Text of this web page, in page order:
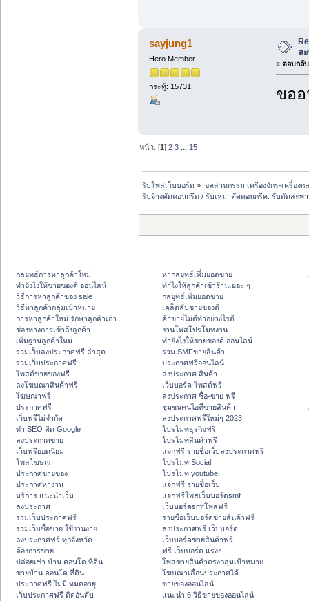
sayjung1
Hero Member
กระทู้: 15731
ส
« ตอบกลั
ขอ
หน้า: [1]2 3 ... 15
รับโพสเว็บบอร์ด » อุตสาหกรรม เครื่องจักร-เครื่อง
รับจ้างตัดคอนกรีต / รับเหมาตัดคอนกรีต: รับตัดสะพ
กลยุทธ์การหาลูกค้าใหม่
ทํายังไงให้ขายของดี ออนไลน์
วิธีการหาลูกค้าของ sale
วิธีหาลูกค้ากลุ่มเป้าหมาย
การหาลูกค้าใหม่ รักษาลูกค้าเก่า
ช่องทางการเข้าถึงลูกค้า
เพิ่มฐานลูกค้าใหม่
รวมเว็บลงประกาศฟรี ล่าสุด
รวมเว็บประกาศฟรี
โพสต์ขายของฟรี
ลงโฆษณาสินค้าฟรี
โฆษณาฟรี
ประกาศฟรี
เว็บฟรีไม่จำกัด
ทำ SEO ติด Google
ลงประกาศขาย
เว็บฟรียอดนิยม
โพสโฆษณา
ประกาศขายของ
ประกาศหางาน
บริการ แนะนำเว็บ
ลงประกาศ
รวมเว็บประกาศฟรี
รวมเว็บซื้อขาย ใช้งานง่าย
ลงประกาศฟรี ทุกจังหวัด
ต้องการขาย
ปล่อยเช่า บ้าน คอนโด ที่ดิน
ขายบ้าน คอนโด ที่ดิน
ประกาศฟรี ไม่มี หมดอายุ
เว็บประกาศฟรี ติดอันดับ
หากลยุทธ์เพิ่มยอดขาย
ทําไงให้ลูกค้าเข้าร้านเยอะ ๆ
กลยุทธ์เพิ่มยอดขาย
เคล็ดลับขายของดี
ค้าขายไม่ดีทำอย่างไรดี
งานโพสโปรโมทงาน
ทํายังไงให้ขายของดี ออนไลน์
รวม SMFขายสินค้า
ประกาศฟรีออนไลน์
ลงประกาศ สินค้า
เว็บบอร์ด โพสต์ฟรี
ลงประกาศ ซื้อ-ขาย ฟรี
ชุมชนคนไอทีขายสินค้า
ลงประกาศฟรีใหม่ๆ 2023
โปรโมทธุรกิจฟรี
โปรโมทสินค้าฟรี
แจกฟรี รายชื่อเว็บลงประกาศฟรี
โปรโมท Social
โปรโมท youtube
แจกฟรี รายชื่อเว็บ
แจกฟรีโพสเว็บบอร์ดsmf
เว็บบอร์ดsmfโพสฟรี
รายชื่อเว็บบอร์ดขายสินค้าฟรี
ลงประกาศฟรี เว็บบอร์ด
เว็บบอร์ดขายสินค้าฟรี
ฟรี เว็บบอร์ด แรงๆ
โพสขายสินค้าตรงกลุ่มเป้าหมาย
โฆษณาเลื่อนประกาศได้
ขายของออนไลน์
แนะนำ 6 วิธีขายของออนไลน์